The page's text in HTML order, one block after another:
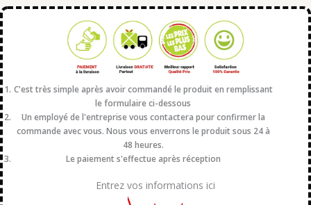
C'est très simple après avoir commandé le produit en remplissant
le formulaire ci-dessous
Un employé de l'entreprise vous contactera pour confirmer la
commande avec vous. Nous vous enverrons le produit sous 24 à
48 heures.
Le paiement s'effectue après réception
Entrez vos informations ici